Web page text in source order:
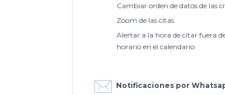
Cambiar orden de datos de las
Zoom de las citas
Alertar a la hora de citar fuera
horario en el calendario
Notificaciones por